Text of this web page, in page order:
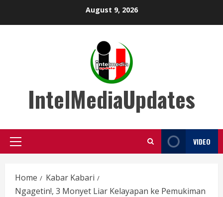
August 9, 2026
IntelMediaUpdates
Primary
VIDEO
Home
Kabar Kabari
Ngagetin!, 3 Monyet Liar Kelayapan ke Pemukiman